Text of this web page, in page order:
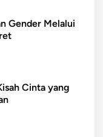
Gender Melalui
Cinta yang